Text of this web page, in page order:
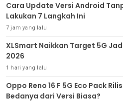
Cara Update Versi Android
Lakukan 7 Langkah Ini
7 jam yang lalu
XLSmart Naikkan Target 5G
2026
1 hari yang lalu
Oppo Reno 16 F 5G Eco Pack
Bedanya dari Versi Biasa?